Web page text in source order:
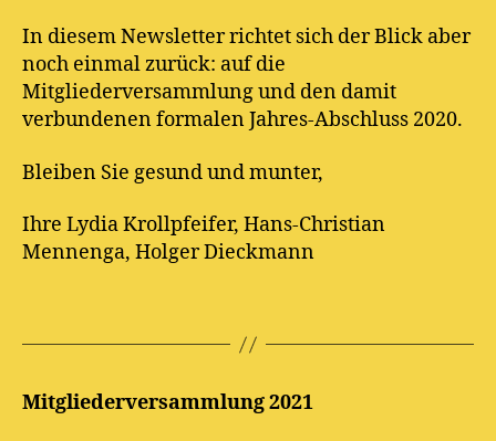
In diesem Newsletter richtet sich der Blick aber
noch einmal zurück: auf die
Mitgliederversammlung und den damit
verbundenen formalen Jahres-Abschluss 2020.
Bleiben Sie gesund und munter,
Ihre Lydia Krollpfeifer, Hans-Christian
Mennenga, Holger Dieckmann
Mitgliederversammlung 2021